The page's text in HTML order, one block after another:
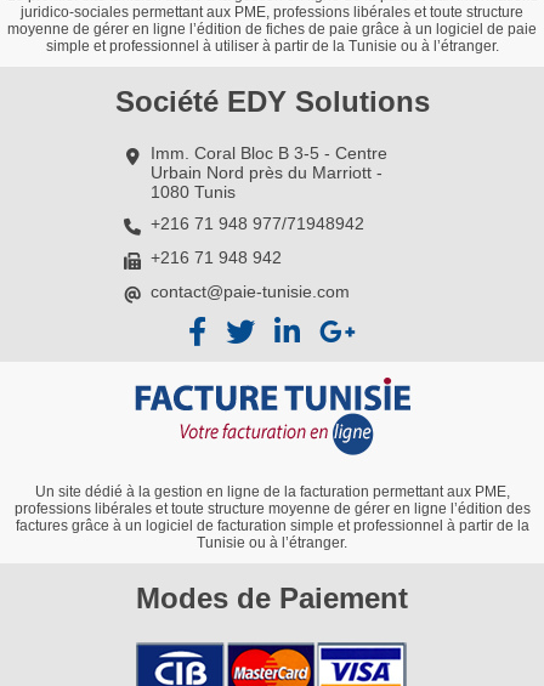
juridico-sociales permettant aux PME, professions libérales et toute structure
moyenne de gérer en ligne l’édition de fiches de paie grâce à un logiciel de paie
simple et professionnel à utiliser à partir de la Tunisie ou à l’étranger.
Société EDY Solutions
Imm. Coral Bloc B 3-5 - Centre
Urbain Nord près du Marriott -
1080 Tunis
+216 71 948 977/71948942
+216 71 948 942
contact@paie-tunisie.com
Modes de Paiement
Un site dédié à la gestion en ligne de la facturation permettant aux PME,
professions libérales et toute structure moyenne de gérer en ligne l’édition des
factures grâce à un logiciel de facturation simple et professionnel à partir de la
Tunisie ou à l’étranger.